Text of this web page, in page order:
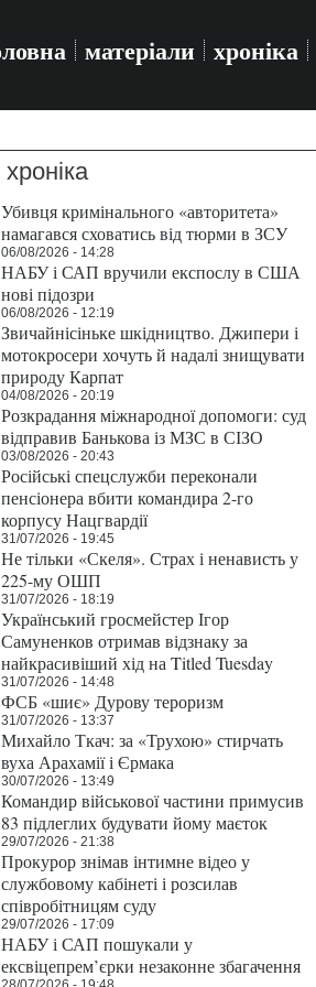
матеріали хроніка
хроніка
Убивця кримінального «авторитета»
намагався сховатись від тюрми в ЗСУ
06/08/2026 - 14:28
НАБУ і САП вручили експослу в США
нові підозри
06/08/2026 - 12:19
Звичайнісіньке шкідництво. Джипери і
мотокросери хочуть й надалі знищувати
природу Карпат
04/08/2026 - 20:19
Розкрадання міжнародної допомоги: суд
відправив Банькова із МЗС в СІЗО
03/08/2026 - 20:43
Російські спецслужби переконали
пенсіонера вбити командира 2-го
корпусу Нацгвардії
31/07/2026 - 19:45
Не тільки «Скеля». Страх і ненависть у
225-му ОШП
31/07/2026 - 18:19
Український гросмейстер Ігор
Самуненков отримав відзнаку за
найкрасивіший хід на Titled Tuesday
31/07/2026 - 14:48
ФСБ «шиє» Дурову тероризм
31/07/2026 - 13:37
Михайло Ткач: за «Трухою» стирчать
вуха Арахамії і Єрмака
30/07/2026 - 13:49
Командир військової частини примусив
83 підлеглих будувати йому маєток
29/07/2026 - 21:38
Прокурор знімав інтимне відео у
службовому кабінеті і розсилав
співробітницям суду
29/07/2026 - 17:09
НАБУ і САП пошукали у
ексвіцепрем’єрки незаконне збагачення